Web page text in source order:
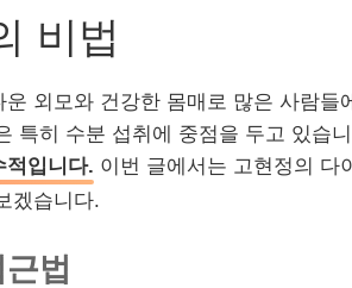
비법
외모와 건강한 몸매로 많은 사람들
특히 수분 섭취에 중점을 두고 있습
적입니다. 이번 글에서는 고현정의 다
겠습니다.
법